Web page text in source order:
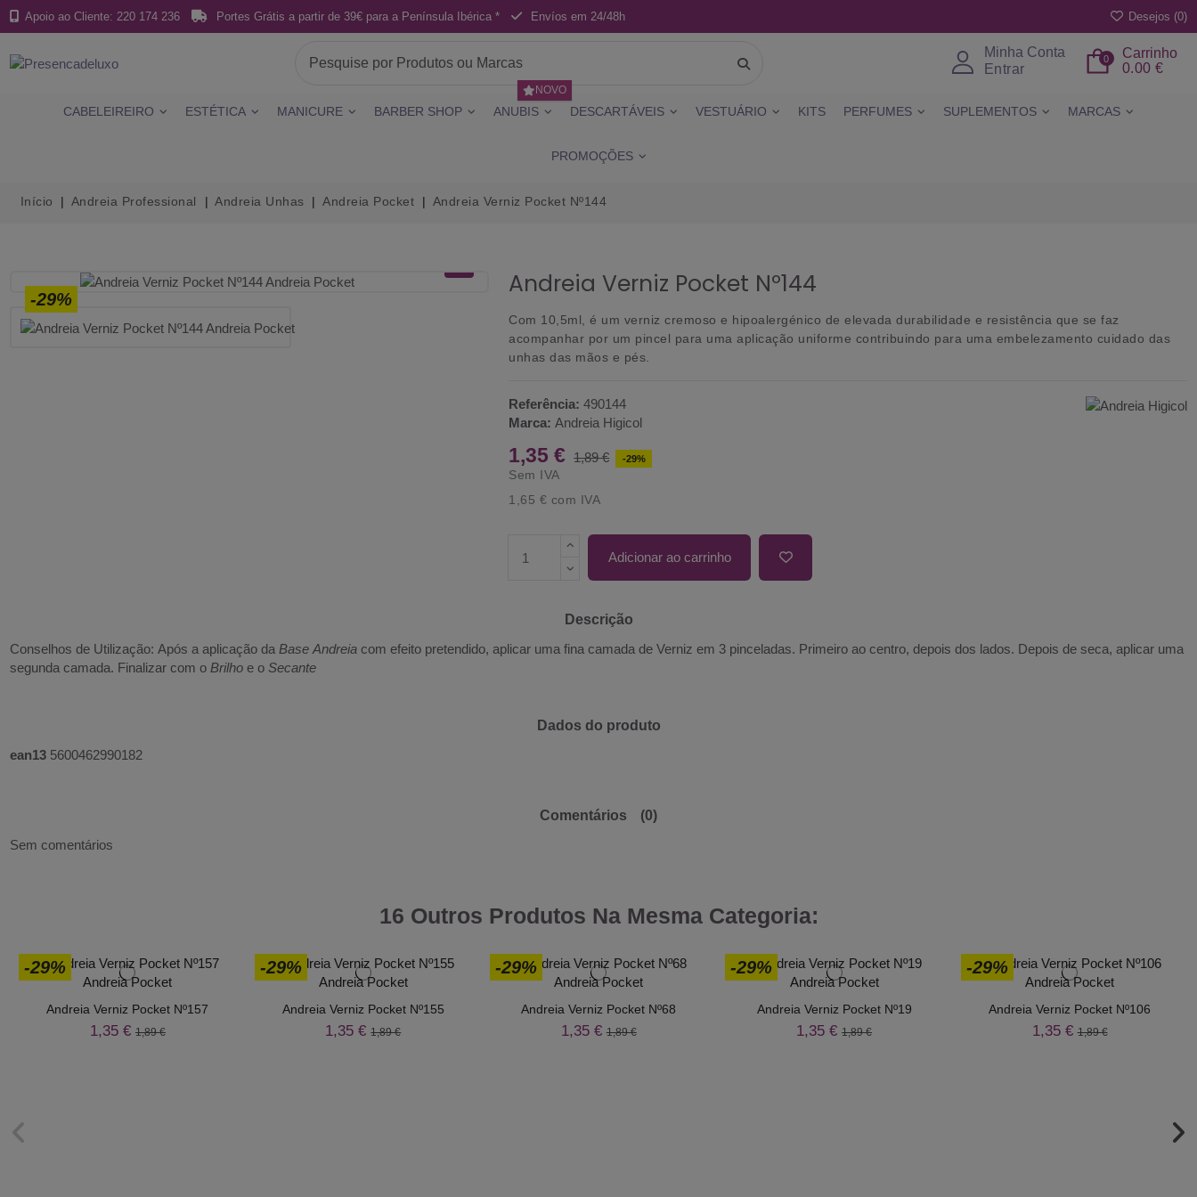
Apoio ao Cliente: 220 174 236 Portes Grátis a partir de 39€ para a Península Ibérica * Envíos em 24/48h Desejos (0)
Minha Conta
Entrar
Carrinho
0
0.00 €
CABELEIREIRO ESTÉTICA MANICURE BARBER SHOP ANUBIS
NOVO
DESCARTÁVEIS VESTUÁRIO KITS PERFUMES SUPLEMENTOS MARCAS
PROMOÇÕES
Início Andreia Professional Andreia Unhas Andreia Pocket Andreia Verniz Pocket Nº144
-29% Andreia Verniz Pocket Nº144
Com 10,5ml, é um verniz cremoso e hipoalergénico de elevada durabilidade e resistência que se faz
acompanhar por um pincel para uma aplicação uniforme contribuindo para uma embelezamento cuidado das
unhas das mãos e pés.
Referência: 490144
Marca: Andreia Higicol
1,35 € 1,89 € -29%
Sem IVA
1,65 € com IVA
Adicionar ao carrinho
Descrição
Conselhos de Utilização: Após a aplicação da Base Andreia com efeito pretendido, aplicar uma fina camada de Verniz em 3 pinceladas. Primeiro ao centro, depois dos lados. Depois de seca, aplicar uma
segunda camada. Finalizar com o Brilho e oSecante
Dados do produto
ean13 5600462990182
Comentários
(0)
Sem comentários
16 Outros Produtos Na Mesma Categoria:
-29%
Andreia Verniz Pocket Nº157
1,35 € 1,89 €
-29%
Andreia Verniz Pocket Nº155
1,35 €1,89 €
-29%
Andreia Verniz Pocket Nº68
1,35 €1,89 €
-29%
Andreia Verniz Pocket Nº19
1,35 €1,89 €
-29%
Andreia Verniz Pocket Nº106
1,35 €1,89 €